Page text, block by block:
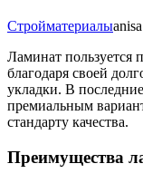
Стройматериалыanisa
Ламинат пользуется
благодаря своей
укладки. В
премиальным
стандарту качества.
Преимущества